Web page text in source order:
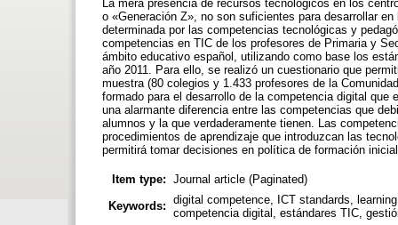
La mera presencia de recursos tecnológicos en los
o «Generación Z», no son suficientes para desarrollar
determinada por las competencias tecnológicas y
competencias en TIC de los profesores de Primaria y
ámbito educativo español, utilizando como base los
año 2011. Para ello, se realizó un cuestionario que
muestra (80 colegios y 1.433 profesores de la
formado para el desarrollo de la competencia digital
una alarmante diferencia entre las competencias que
alumnos y la que verdaderamente tienen. Las
procedimientos de aprendizaje que introduzcan las
permitirá tomar decisiones en política de formación
Item type: Journal article (Paginated)
Keywords: digital competence, ICT standards,
competencia digital, estándares TIC,